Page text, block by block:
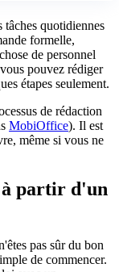
tâches quotidiennes
formelle,
de personnel
pouvez rédiger
étapes seulement.
de rédaction
MobiOffice). Il est
même si vous ne
partir d'un
pas sûr du bon
de commencer.